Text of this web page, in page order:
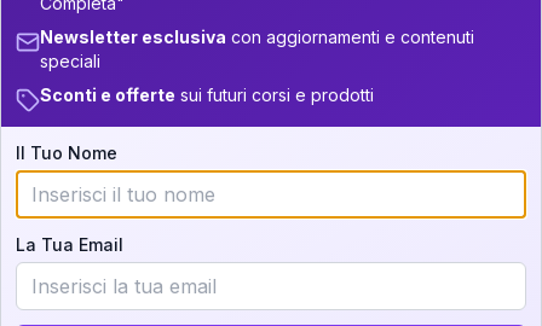
Iscriviti alla newsletter per ricevere
aggiornamenti quando sarà disponibile.
Cosa scoprirete nella vostra
interpretazione:
💕 Come rafforzare la vostra unione
Newsletter esclusiva con aggiornamenti e contenuti
speciali
Sconti e offerte sui futuri corsi e prodotti
Il Tuo Nome
La Tua Email